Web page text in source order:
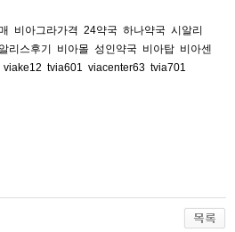
비아그라가격 24약국 하나약국 시알리
리스후기 비아몰 성인약국 비아탑 비아센
viake12 tvia601 viacenter63 tvia701